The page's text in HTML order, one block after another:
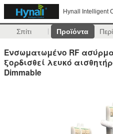
Hynall Intelligent
Σπίτι Προϊόντα
Ενσωματωμένο RF
ξορδισθεί λευκό
Dimmable